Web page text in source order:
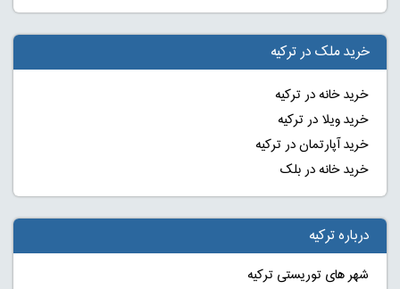
خرید ملک در ترکیه
خرید خانه در ترکیه
خرید ویلا در ترکیه
خرید آپارتمان در ترکیه
خرید خانه در بلک
درباره ترکیه
شهر های توریستی ترکیه